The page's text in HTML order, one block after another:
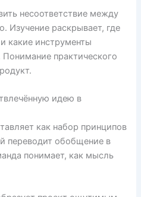
несоответствие между
Изучение раскрывает, где
какие инструменты
практического
идею в
как набор принципов
переводит обобщение в
понимает, как мысль